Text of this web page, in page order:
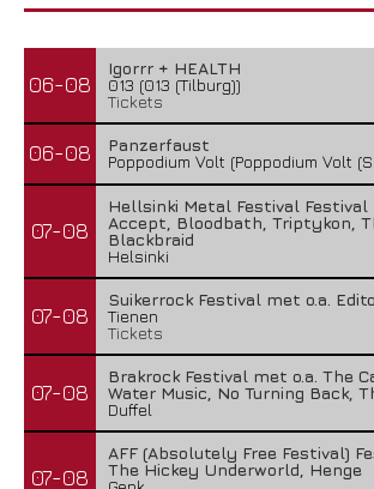
06-08
Igorrr + HEALTH
013 (013 (Tilburg))
Tickets
06-08
Panzerfaust
Poppodium Volt (Poppodium Volt
07-08
Hellsinki Metal Festival Festival
Accept, Bloodbath, Triptykon,
Blackbraid
Helsinki
07-08
Suikerrock Festival met o.a.
Tienen
Tickets
07-08
Brakrock Festival met o.a. The
Water Music, No Turning Back,
Duffel
07-08
AFF (Absolutely Free Festival)
The Hickey Underworld, Henge